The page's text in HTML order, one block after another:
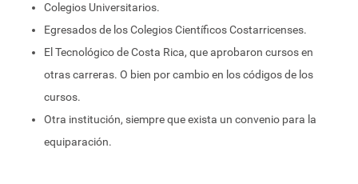
Colegios Universitarios.
Egresados de los Colegios Científicos Costarricenses.
El Tecnológico de Costa Rica, que aprobaron cursos en
otras carreras. O bien por cambio en los códigos de los
cursos.
Otra institución, siempre que exista un convenio para la
equiparación.